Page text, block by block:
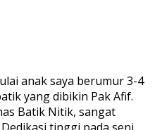
anak saya berumur 3-4
yang dibikin Pak Afif.
Batik Nitik, sangat